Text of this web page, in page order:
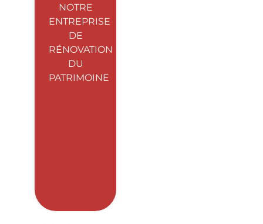
NOTRE
ENTREPRISE
DE
RÉNOVATION
DU
PATRIMOINE